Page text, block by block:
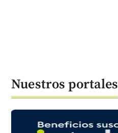
Nuestros portales